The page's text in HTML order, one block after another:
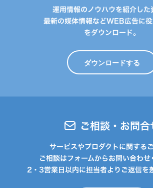
運用情報のノウハウを紹介した
最新の媒体情報などWEB広告に
をダウンロード。
ダウンロードする
ご相談・お問合
サービスやプロダクトに関するご
ご相談はフォームからお問い合わせ
2・3営業日以内に担当者よりご返信を